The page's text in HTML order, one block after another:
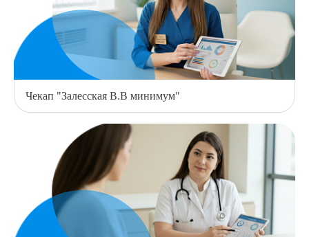
Чекап "Залесская В.В минимум"